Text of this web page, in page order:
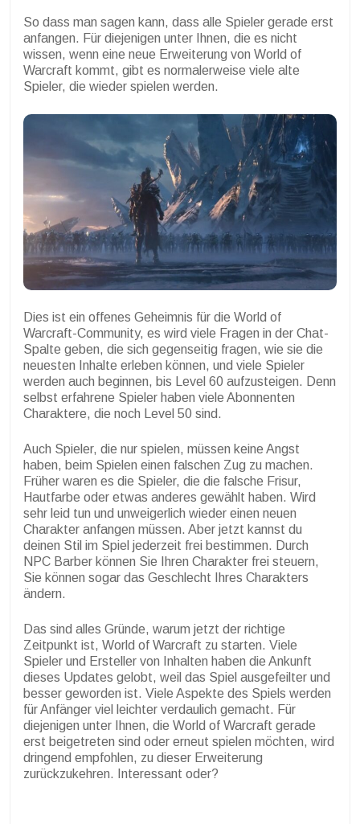
So dass man sagen kann, dass alle Spieler gerade erst
anfangen. Für diejenigen unter Ihnen, die es nicht
wissen, wenn eine neue Erweiterung von World of
Warcraft kommt, gibt es normalerweise viele alte
Spieler, die wieder spielen werden.
Dies ist ein offenes Geheimnis für die World of
Warcraft-Community, es wird viele Fragen in der Chat-
Spalte geben, die sich gegenseitig fragen, wie sie die
neuesten Inhalte erleben können, und viele Spieler
werden auch beginnen, bis Level 60 aufzusteigen. Denn
selbst erfahrene Spieler haben viele Abonnenten
Charaktere, die noch Level 50 sind.
Auch Spieler, die nur spielen, müssen keine Angst
haben, beim Spielen einen falschen Zug zu machen.
Früher waren es die Spieler, die die falsche Frisur,
Hautfarbe oder etwas anderes gewählt haben. Wird
sehr leid tun und unweigerlich wieder einen neuen
Charakter anfangen müssen. Aber jetzt kannst du
deinen Stil im Spiel jederzeit frei bestimmen. Durch
NPC Barber können Sie Ihren Charakter frei steuern,
Sie können sogar das Geschlecht Ihres Charakters
ändern.
Das sind alles Gründe, warum jetzt der richtige
Zeitpunkt ist, World of Warcraft zu starten. Viele
Spieler und Ersteller von Inhalten haben die Ankunft
dieses Updates gelobt, weil das Spiel ausgefeilter und
besser geworden ist. Viele Aspekte des Spiels werden
für Anfänger viel leichter verdaulich gemacht. Für
diejenigen unter Ihnen, die World of Warcraft gerade
erst beigetreten sind oder erneut spielen möchten, wird
dringend empfohlen, zu dieser Erweiterung
zurückzukehren. Interessant oder?